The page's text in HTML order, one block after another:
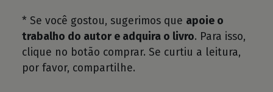
* Se você gostou, sugerimos que apoie o
trabalho do autor e adquira o livro. Para isso,
clique no botão comprar. Se curtiu a leitura,
por favor, compartilhe.